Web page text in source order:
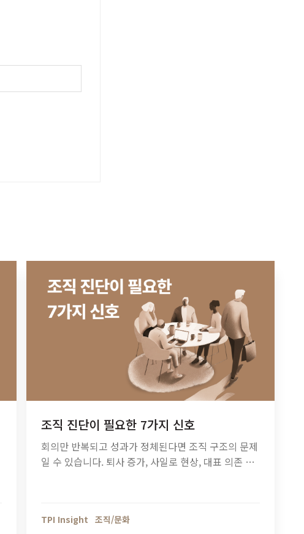
조직 진단이 필요한 7가지 신호
회의만 반복되고 성과가 정체된다면 조직 구조의 문제
일 수 있습니다. 퇴사 증가, 사일로 현상, 대표 의존 구
TPI Insight 조직/문화